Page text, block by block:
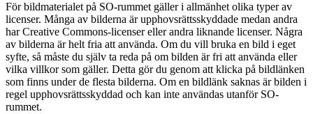
För bildmaterialet på SO-rummet gäller i allmänhet olika typer av
licenser. Många av bilderna är upphovsrättsskyddade medan andra
har Creative Commons-licenser eller andra liknande licenser. Några
av bilderna är helt fria att använda. Om du vill bruka en bild i eget
syfte, så måste du själv ta reda på om bilden är fri att använda eller
vilka villkor som gäller. Detta gör du genom att klicka på bildlänken
som finns under de flesta bilderna. Om en bildlänk saknas är bilden i
regel upphovsrättsskyddad och kan inte användas utanför SO-
rummet.